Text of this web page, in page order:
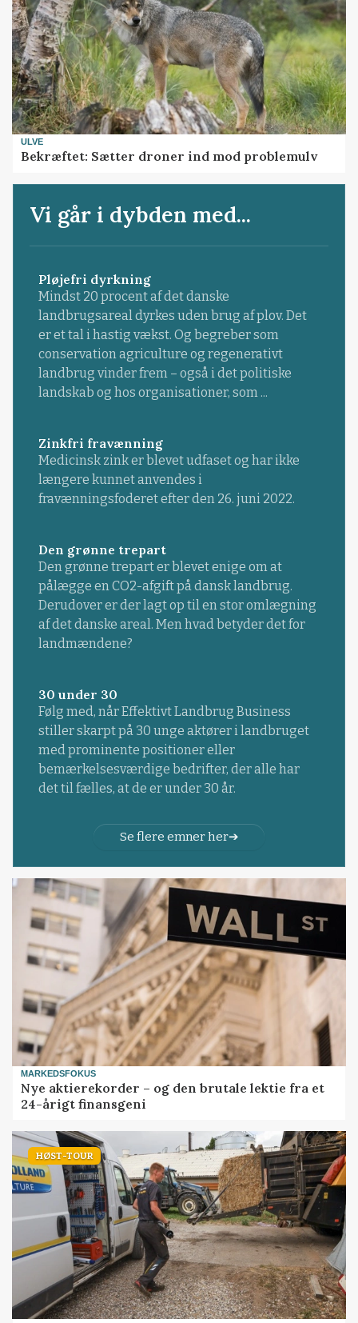
ULVE
Bekræftet: Sætter droner ind mod problemulv
Vi går i dybden med...
Pløjefri dyrkning
Mindst 20 procent af det danske
landbrugsareal dyrkes uden brug af plov. Det
er et tal i hastig vækst. Og begreber som
conservation agriculture og regenerativt
landbrug vinder frem – også i det politiske
landskab og hos organisationer, som ...
Zinkfri fravænning
Medicinsk zink er blevet udfaset og har ikke
længere kunnet anvendes i
fravænningsfoderet efter den 26. juni 2022.
Den grønne trepart
Den grønne trepart er blevet enige om at
pålægge en CO2-afgift på dansk landbrug.
Derudover er der lagt op til en stor omlægning
af det danske areal. Men hvad betyder det for
landmændene?
30 under 30
Følg med, når Effektivt Landbrug Business
stiller skarpt på 30 unge aktører i landbruget
med prominente positioner eller
bemærkelsesværdige bedrifter, der alle har
det til fælles, at de er under 30 år.
Se flere emner her
MARKEDSFOKUS
Nye aktierekorder – og den brutale lektie fra et
24-årigt finansgeni
HØST-TOUR